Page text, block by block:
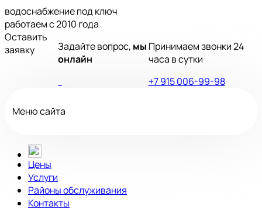
водоснабжение под ключ
работаем с 2010 года
Оставить
заявку
Задайте вопрос, мы
онлайн
Принимаем звонки 24
часа в сутки
+7 915 006-99-98
Меню сайта
Цены
Услуги
Районы обслуживания
Контакты